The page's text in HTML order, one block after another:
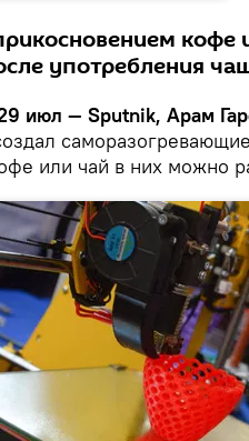
кофе
употребления
июл — Sputnik, Арам
или чай в них можно